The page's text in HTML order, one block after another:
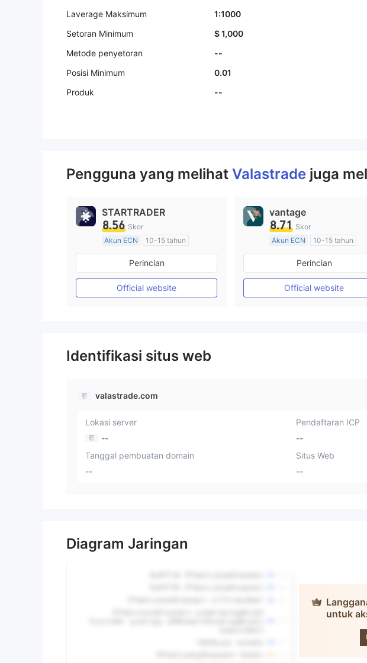
Laverage Maksimum
1:1000
Setoran Minimum
$ 1,000
Metode penyetoran
--
Posisi Minimum
0.01
Produk
--
Pengguna yang melihat Valastrade juga
STARTRADER
8.56 Skor
Akun ECN
10-15 tahun
Diatur di Australia
Market Maker (MM)
Lisensi Penuh MT4
Perincian
Official website
vantage
8.71 Skor
Akun ECN
10-15 tahun
Diatur di Australia
Market Maker (MM)
Lisensi Penuh MT4
Perincian
Official website
Identifikasi situs web
valastrade.com
Lokasi server
--
Pendaftaran ICP
--
Tanggal pembuatan domain
--
Situs Web
--
Diagram Jaringan
untuk